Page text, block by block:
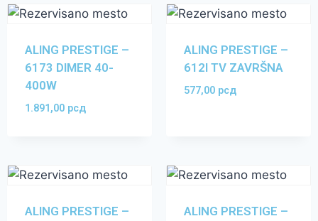
ALING PRESTIGE –
6173 DIMER 40-
400W
1.891,00 рсд
ALING PRESTIGE –
612I TV ZAVRŠNA
577,00 рсд
ALING PRESTIGE –
ALING PRESTIGE –